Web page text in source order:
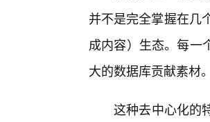
并不是完全掌握在几
成内容）生态。每一
大的数据库贡献素材。
这种去中心化的